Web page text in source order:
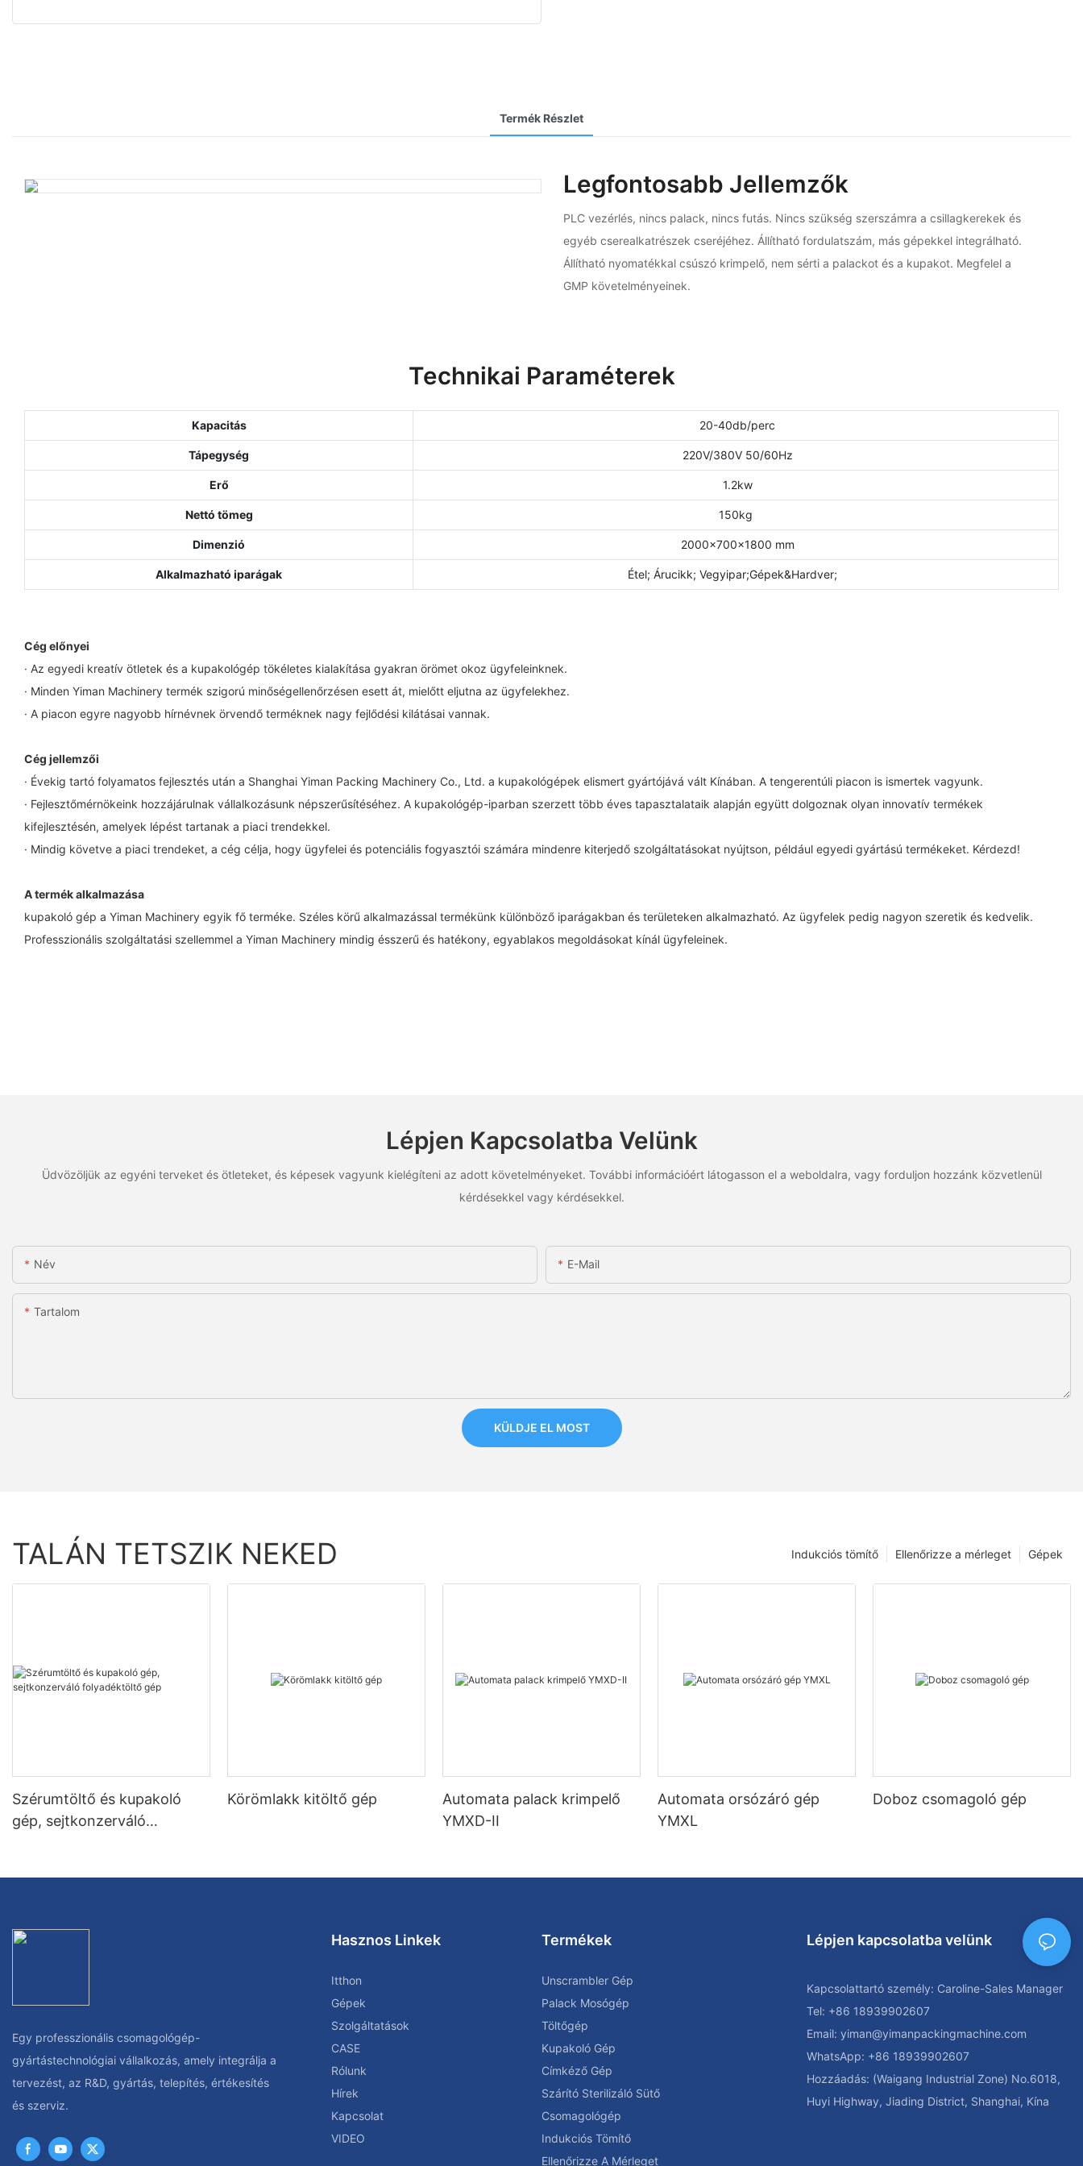
Termék Részlet
Legfontosabb Jellemzők
PLC vezérlés, nincs palack, nincs futás. Nincs szükség szerszámra a csillagkerekek és
egyéb cserealkatrészek cseréjéhez. Állítható fordulatszám, más gépekkel integrálható.
Állítható nyomatékkal csúszó krimpelő, nem sérti a palackot és a kupakot. Megfelel a
GMP követelményeinek.
Technikai Paraméterek
Kapacitás 20-40db/perc
Tápegység 220V/380V 50/60Hz
Erő 1.2kw
Nettó tömeg 150kg
Dimenzió 2000×700×1800 mm
Alkalmazható iparágak Étel; Árucikk; Vegyipar;Gépek&Hardver;
Cég előnyei
· Az egyedi kreatív ötletek és a kupakológép tökéletes kialakítása gyakran örömet okoz ügyfeleinknek.
· Minden Yiman Machinery termék szigorú minőségellenőrzésen esett át, mielőtt eljutna az ügyfelekhez.
· A piacon egyre nagyobb hírnévnek örvendő terméknek nagy fejlődési kilátásai vannak.
Cég jellemzői
· Évekig tartó folyamatos fejlesztés után a Shanghai Yiman Packing Machinery Co., Ltd. a kupakológépek elismert gyártójává vált Kínában. A tengerentúli piacon is ismertek vagyunk.
· Fejlesztőmérnökeink hozzájárulnak vállalkozásunk népszerűsítéséhez. A kupakológép-iparban szerzett több éves tapasztalataik alapján együtt dolgoznak olyan innovatív termékek
kifejlesztésén, amelyek lépést tartanak a piaci trendekkel.
· Mindig követve a piaci trendeket, a cég célja, hogy ügyfelei és potenciális fogyasztói számára mindenre kiterjedő szolgáltatásokat nyújtson, például egyedi gyártású termékeket. Kérdezd!
A termék alkalmazása
kupakoló gép a Yiman Machinery egyik fő terméke. Széles körű alkalmazással termékünk különböző iparágakban és területeken alkalmazható. Az ügyfelek pedig nagyon szeretik és kedvelik.
Professzionális szolgáltatási szellemmel a Yiman Machinery mindig ésszerű és hatékony, egyablakos megoldásokat kínál ügyfeleinek.
Lépjen Kapcsolatba Velünk
Üdvözöljük az egyéni terveket és ötleteket, és képesek vagyunk kielégíteni az adott követelményeket. További információért látogasson el a weboldalra, vagy forduljon hozzánk közvetlenül
kérdésekkel vagy kérdésekkel.
Név E-Mail
Tartalom
KÜLDJE EL MOST
TALÁN TETSZIK NEKED Gépek
Ellenőrizze a mérleget
Indukciós tömítő
Szérumtöltő és kupakoló
gép, sejtkonzerváló
Körömlakk kitöltő gép
Automata palack krimpelő
YMXD-II
Automata orsózáró gép
YMXL
Doboz csomagoló gép
Egy professzionális csomagológép-
gyártástechnológiai vállalkozás, amely integrálja a
tervezést, az R&D, gyártás, telepítés, értékesítés
és szerviz.
Hasznos Linkek
Itthon
Gépek
Szolgáltatások
CASE
Rólunk
Hírek
Kapcsolat
VIDEO
Termékek
Unscrambler Gép
Palack Mosógép
Töltőgép
Kupakoló Gép
Címkéző Gép
Szárító Sterilizáló Sütő
Csomagológép
Indukciós Tömítő
Ellenőrizze A Mérleget
Lépjen kapcsolatba velünk
Kapcsolattartó személy: Caroline-Sales Manager
Tel: +86 18939902607
Email: yiman@yimanpackingmachine.com
WhatsApp: +86 18939902607
Hozzáadás: (Waigang Industrial Zone) No.6018,
Huyi Highway, Jiading District, Shanghai, Kína